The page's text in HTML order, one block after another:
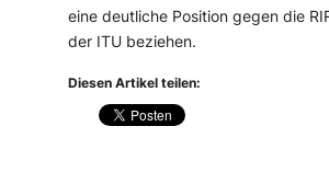
eine deutliche Position gegen die
der ITU beziehen.
Diesen Artikel teilen: